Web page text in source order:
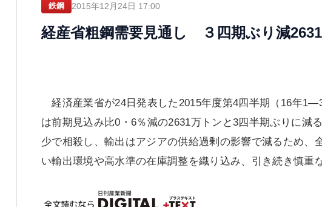
鉄鋼 2015年12月24日 17:00
経産省粗鋼需要見通し ３四期ぶり減
経済産業省が24日発表した2015年度第4四半期（16年
は前期見込み比0・6％減の2631万トンと3四半期ぶりに減
少で相殺し、輸出はアジアの供給過剰の影響で減るため、
い輸出環境や高水準の在庫調整を織り込み、引き続き慎重